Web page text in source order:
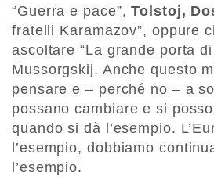
“Guerra e pace”,Tolstoj,
fratelli Karamazov”, oppure
ascoltare “La grande porta di
Mussorgskij. Anche questo
pensare e – perché no – a
possano cambiare e si
quando si dà l’esempio.
l’esempio, dobbiamo
l’esempio.